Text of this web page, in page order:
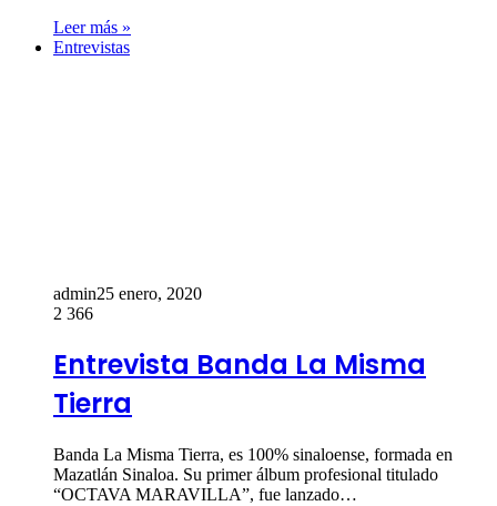
Leer más »
Entrevistas
admin25 enero, 2020
2 366
Entrevista Banda La Misma
Tierra
Banda La Misma Tierra, es 100% sinaloense, formada en
Mazatlán Sinaloa. Su primer álbum profesional titulado
“OCTAVA MARAVILLA”, fue lanzado…